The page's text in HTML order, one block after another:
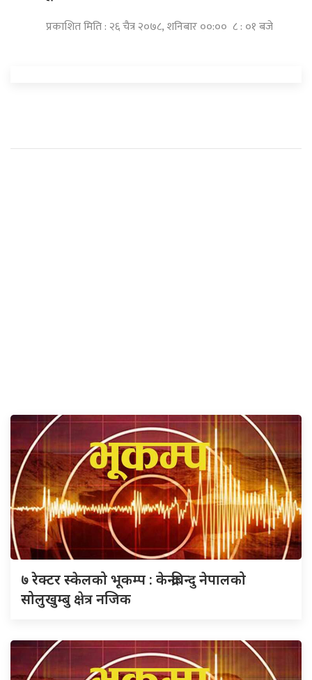
प्रकाशित मिति : २६ चैत्र २०७८, शनिबार ००:०० ८ : ०१ बजे
७ रेक्टर स्केलको भूकम्प : केन्द्रबिन्दु नेपालको
सोलुखुम्बु क्षेत्र नजिक